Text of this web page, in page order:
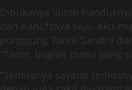
Dibukanya lilitan
dan Kanc*tnya saja. Aku
punggung Tante Sandra
“Tante, bagian mana yang
“Semuanya sayang